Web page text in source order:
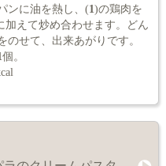
ンに油を熱し、(1 )の鶏肉を
加えて炒め合わせます。どん
せて、出来あがりです。
個。